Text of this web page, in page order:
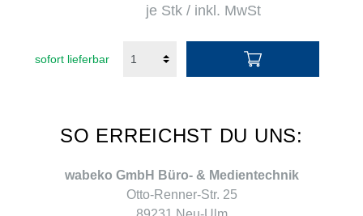
je Stk / inkl. MwSt
sofort lieferbar
SO ERREICHST DU UNS:
wabeko GmbH Büro- & Medientechnik
Otto-Renner-Str. 25